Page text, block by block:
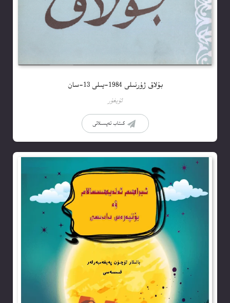
بۇلاق ژۇرنىلى 1984-يىلى 13-سان
ئۇيغۇر
كىتاب تەپسىلاتى